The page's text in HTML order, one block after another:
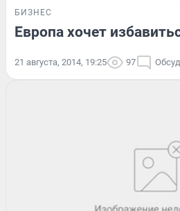
БИЗНЕС
Европа хочет
21 августа, 2014, 19:25 97